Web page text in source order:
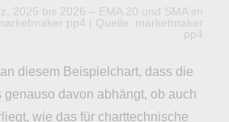
2025 bis 2026 – EMA 20 und SMA im
pp4 | Quelle: marketmaker
pp4
diesem Beispielchart, dass die
genauso davon abhängt, ob auch
wie das für charttechnische